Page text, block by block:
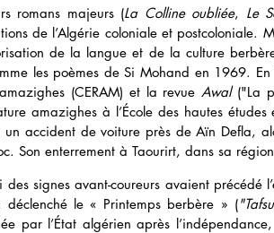
romans majeurs (La Colline oubliée, Le
de l’Algérie coloniale et postcoloniale.
de la langue et de la culture
les poèmes de Si Mohand en 1969.
(CERAM) et la revue Awal ("La
amazighes à l’École des hautes
accident de voiture près de Aïn Defla,
Son enterrement à Taourirt, dans sa
signes avant-coureurs avaient précédé
le « Printemps berbère » (
par l’État algérien après